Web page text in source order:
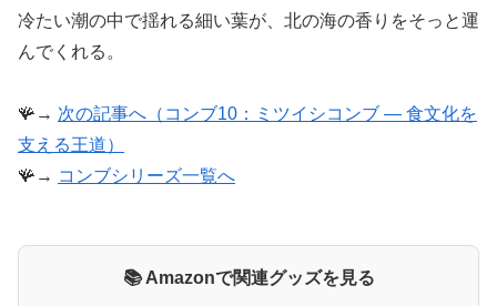
冷たい潮の中で揺れる細い葉が、北の海の香りをそっと運
んでくれる。
🪸→ 次の記事へ（コンブ10：ミツイシコンブ ― 食文化を
支える王道）
🪸→ コンブシリーズ一覧へ
📚 Amazonで関連グッズを見る